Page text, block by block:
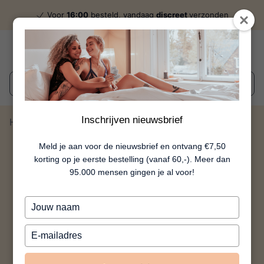
Inschrijven nieuwsbrief
Meld je aan voor de nieuwsbrief en ontvang €7,50
korting op je eerste bestelling (vanaf 60,-). Meer dan
95.000 mensen gingen je al voor!
Typ
je
naam
Typ
je
e-
Voor 16:00 besteld, vandaag discreetverzonden
Wat zoek je?
Home Michelle